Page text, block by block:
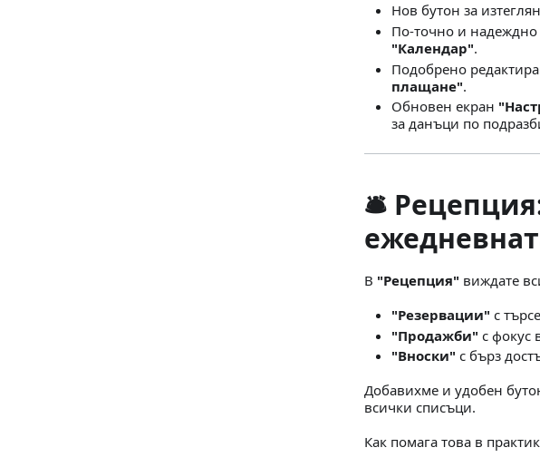
Нов бутон за
По-точно и надеждно
"Календар".
Подобрено
плащане".
Обновен екран
за данъци по
🛎️
В "Рецепция" виждате
"Резервации" с
"Продажби" с фокус
"Вноски" с бърз
Добавихме и удобен
всички списъци.
Как помага това в